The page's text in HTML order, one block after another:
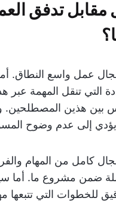
مقابل تدفق
عمل واسع النطاق.
التي تنقل المهمة عبر
بين هذين المصطلحين.
يؤدي إلى عدم وضوح
كامل من المهام
ضمن مشروع ما. أما
للخطوات التي تتبعها